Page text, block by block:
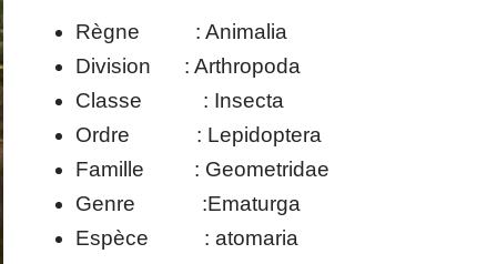
Règne : Animalia
Division : Arthropoda
Classe : Insecta
Ordre : Lepidoptera
Famille : Geometridae
Genre :Ematurga
Espèce : atomaria